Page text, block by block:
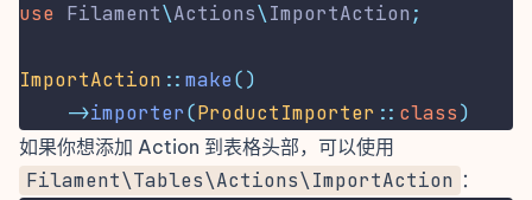
use Filament\Actions\ImportAction ;
ImportAction :: make()
->importer(ProductImporter :: class)
如果你想添加 Action 到表格头部，可以使用
Filament\Tables\Actions\ImportAction ：